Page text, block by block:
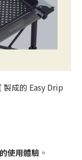
製成的 Easy Drip
使用體驗 。